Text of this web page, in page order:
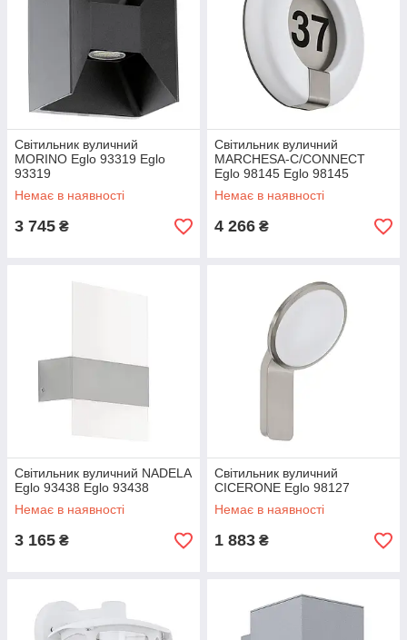
Світильник вуличний
MORINO Eglo 93319 Eglo
93319
Немає в наявності
3 745 ₴
Світильник вуличний
MARCHESA-C/CONNECT
Eglo 98145 Eglo 98145
Немає в наявності
4 266 ₴
Світильник вуличний NADELA
Eglo 93438 Eglo 93438
Немає в наявності
3 165 ₴
Світильник вуличний
CICERONE Eglo 98127
Немає в наявності
1 883 ₴